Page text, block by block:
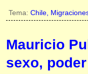
Tema: Chile,
Mauricio
sexo,